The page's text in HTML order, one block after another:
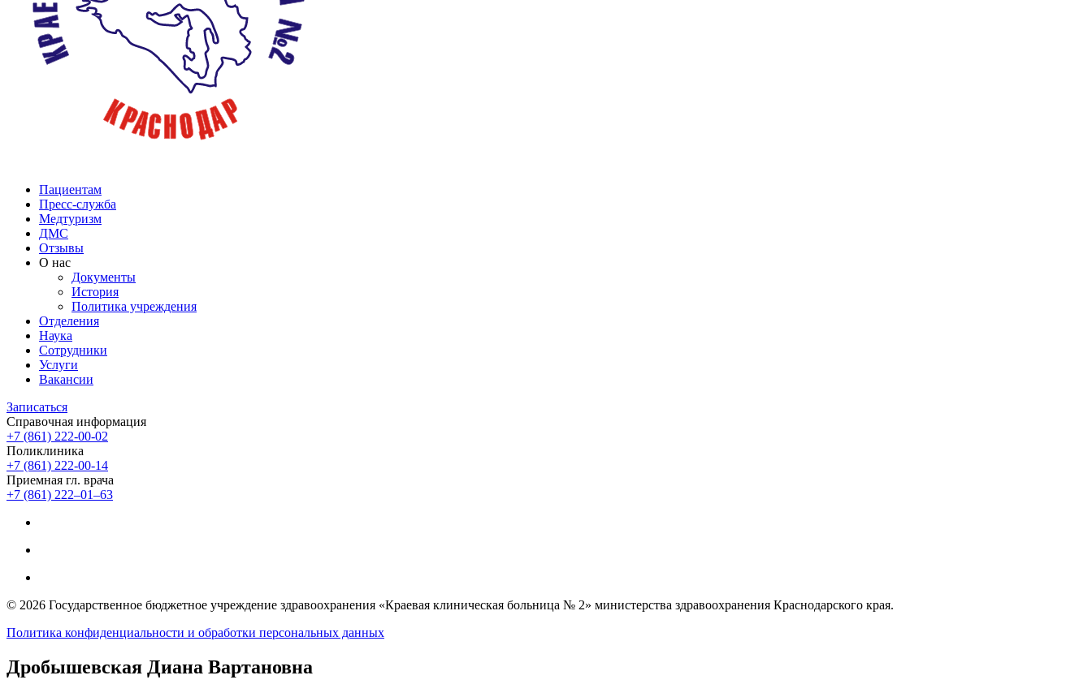
Пациентам
Пресс-служба
Медтуризм
ДМС
Отзывы
О нас
Документы
История
Политика учреждения
Отделения
Наука
Сотрудники
Услуги
Вакансии
Записаться
Справочная информация
+7 (861) 222-00-02
Поликлиника
+7 (861) 222-00-14
Приемная гл. врача
+7 (861) 222‒01‒63
© 2026 Государственное бюджетное учреждение здравоохранения «Краевая клиническая больница № 2» министерства здравоохранения Краснодарского края.
Политика конфиденциальности и обработки персональных данных
Дробышевская Диана Вартановна